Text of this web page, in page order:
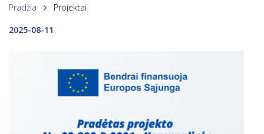
Pradžia
Projektai
2025-08-11